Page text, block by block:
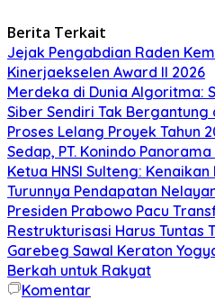
Berita Terkait
Jejak Pengabdian Raden
Kinerjaekselen Award II 2026
Merdeka di Dunia Algoritma:
Siber Sendiri Tak Bergantung
Proses Lelang Proyek Tahun
Sedap, PT. Konindo
Ketua HNSI Sulteng:
Turunnya Pendapatan
Presiden Prabowo Pacu
Restrukturisasi Harus Tuntas
Garebeg Sawal Keraton
Berkah untuk Rakyat
Komentar